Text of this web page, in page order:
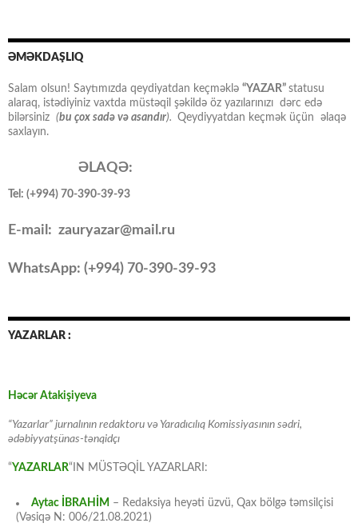
ƏMƏKDAŞLIQ
Salam olsun! Saytımızda qeydiyatdan keçməklə “YAZAR” statusu
alaraq, istədiyiniz vaxtda müstəqil şəkildə öz yazılarınızı dərc edə
bilərsiniz (bu çox sadə və asandır). Qeydiyyatdan keçmək üçün əlaqə
saxlayın.
ƏLAQƏ:
Tel: (+994) 70-390-39-93
E-mail: zauryazar@mail.ru
WhatsApp: (+994) 70-390-39-93
YAZARLAR :
Həcər Atakişiyeva
“Yazarlar” jurnalının redaktoru və Yaradıcılıq Komissiyasının sədri,
ədəbiyyatşünas-tənqidçı
“YAZARLAR“IN MÜSTƏQİL YAZARLARI:
Aytac İBRAHİM – Redaksiya heyəti üzvü, Qax bölgə təmsilçisi
(Vəsiqə N: 006/21.08.2021)